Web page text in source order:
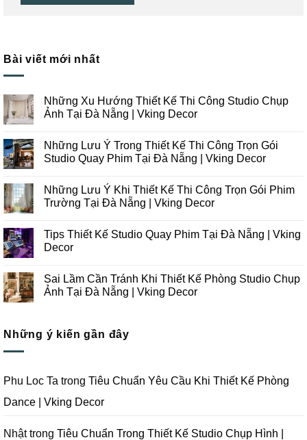
Bài viết mới nhất
Những Xu Hướng Thiết Kế Thi Công Studio Chụp
Ảnh Tại Đà Nẵng | Vking Decor
bình
luận
ở
Hướng
Thiết
Kế
Studio
Chụp
Ảnh
Nẵng
Vking
Những Lưu Ý Trong Thiết Kế Thi Công Trọn Gói
Studio Quay Phim Tại Đà Nẵng | Vking Decor
bình
luận
ở
Ý
Trong
Thiết
Công
Trọn
Gói
Tại
Đà
Decor
Những Lưu Ý Khi Thiết Kế Thi Công Trọn Gói Phim
Trường Tại Đà Nẵng | Vking Decor
bình
luận
ở
Ý
Khi
Thiết
Trọn
Gói
Đà
Nẵng
Vking
Tips Thiết Kế Studio Quay Phim Tại Đà Nẵng | Vking
Decor
bình
luận
ở
Studio
Quay
Nẵng
|
Decor
Sai Lầm Cần Tránh Khi Thiết Kế Phòng Studio Chụp
Ảnh Tại Đà Nẵng | Vking Decor
luận
ở
Tránh
Khi
Kế
Chụp
Những ý kiến gần đây
Phu Loc Ta trong Tiêu Chuẩn Yêu Cầu Khi Thiết Kế Phòng
Dance | Vking Decor
Nhậttrong Tiêu Chuẩn Trong Thiết Kế Studio Chụp Hình |